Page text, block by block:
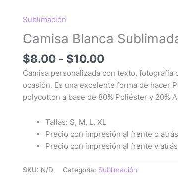
Sublimación
Camisa Blanca
$8.00 - $10.00
de
precios:
desde
$8.00
hasta
$10.00
Camisa personalizada con texto, fotografía
ocasión. Es una excelente forma de hacer
polycotton a base de 80% Poliéster y 20%
Tallas: S, M, L, XL
Precio con impresión al frente o
Precio con impresión al frente y
SKU: N/D Categoría: Sublimación